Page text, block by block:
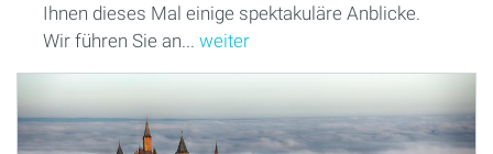
Ihnen dieses Mal einige spektakuläre Anblicke.
Wir führen Sie an... weiter